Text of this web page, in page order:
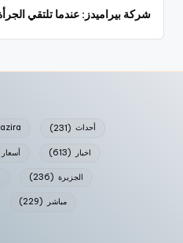
شركة بيراميدز: عندما تلتقي
أحداث (231)
أسعار اخبار (613)
الجزيرة (236)
مباشر (229)